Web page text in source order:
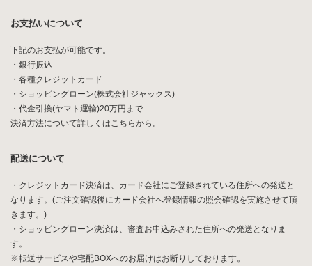
お支払いについて
下記のお支払が可能です。
・銀行振込
・各種クレジットカード
・ショッピングローン(株式会社ジャックス)
・代金引換(ヤマト運輸)20万円まで
決済方法について詳しくはこちらから。
配送について
・クレジットカード決済は、カード会社にご登録されている住所への発送と
なります。(ご注文確認後にカード会社へ登録情報の照会確認を実施させて頂
きます。)
・ショッピングローン決済は、審査お申込みされた住所への発送となりま
す。
※転送サービスや宅配BOXへのお届けはお断りしております。